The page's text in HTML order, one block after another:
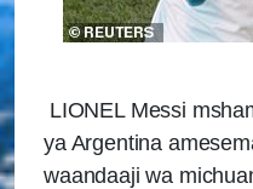
LIONEL Messi
ya Argentina
waandaaji wa